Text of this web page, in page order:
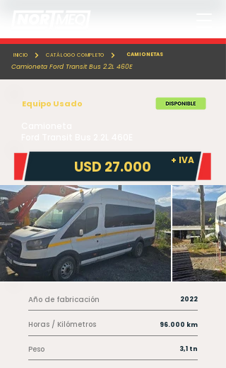
INICIO CATÁLOGO COMPLETO CAMIONETAS
Camioneta Ford Transit Bus 2.2L 460E
Equipo Usado
+ IVA
USD 27.000
Año de fabricación
Horas / Kilómetros
Peso
2022
96.000 km
3,1 tn